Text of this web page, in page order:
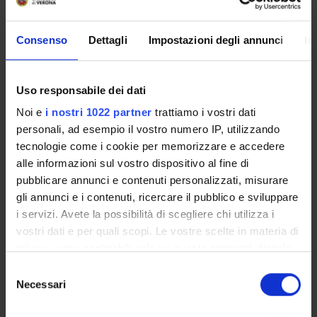
Consenso Dettagli Impostazioni degli annunci
Uso responsabile dei dati
Noi e i nostri 1022 partner trattiamo i vostri dati
personali, ad esempio il vostro numero IP, utilizzando
tecnologie come i cookie per memorizzare e accedere
alle informazioni sul vostro dispositivo al fine di
pubblicare annunci e contenuti personalizzati, misurare
gli annunci e i contenuti, ricercare il pubblico e sviluppare
i servizi. Avete la possibilità di scegliere chi utilizza i
vostri dati e per quali scopi. Le vostre scelte in materia di
modificare o revocare il proprio consenso in qualsiasi
momento dalla Dichiarazione sui cookie o facendo clic
delNecessari
Enrolment Procedures and Admission Requirements
Courses
Governing bodies
Documents
International Students
OFFERTA FORMATIVA
SEMESTRE FILTRO